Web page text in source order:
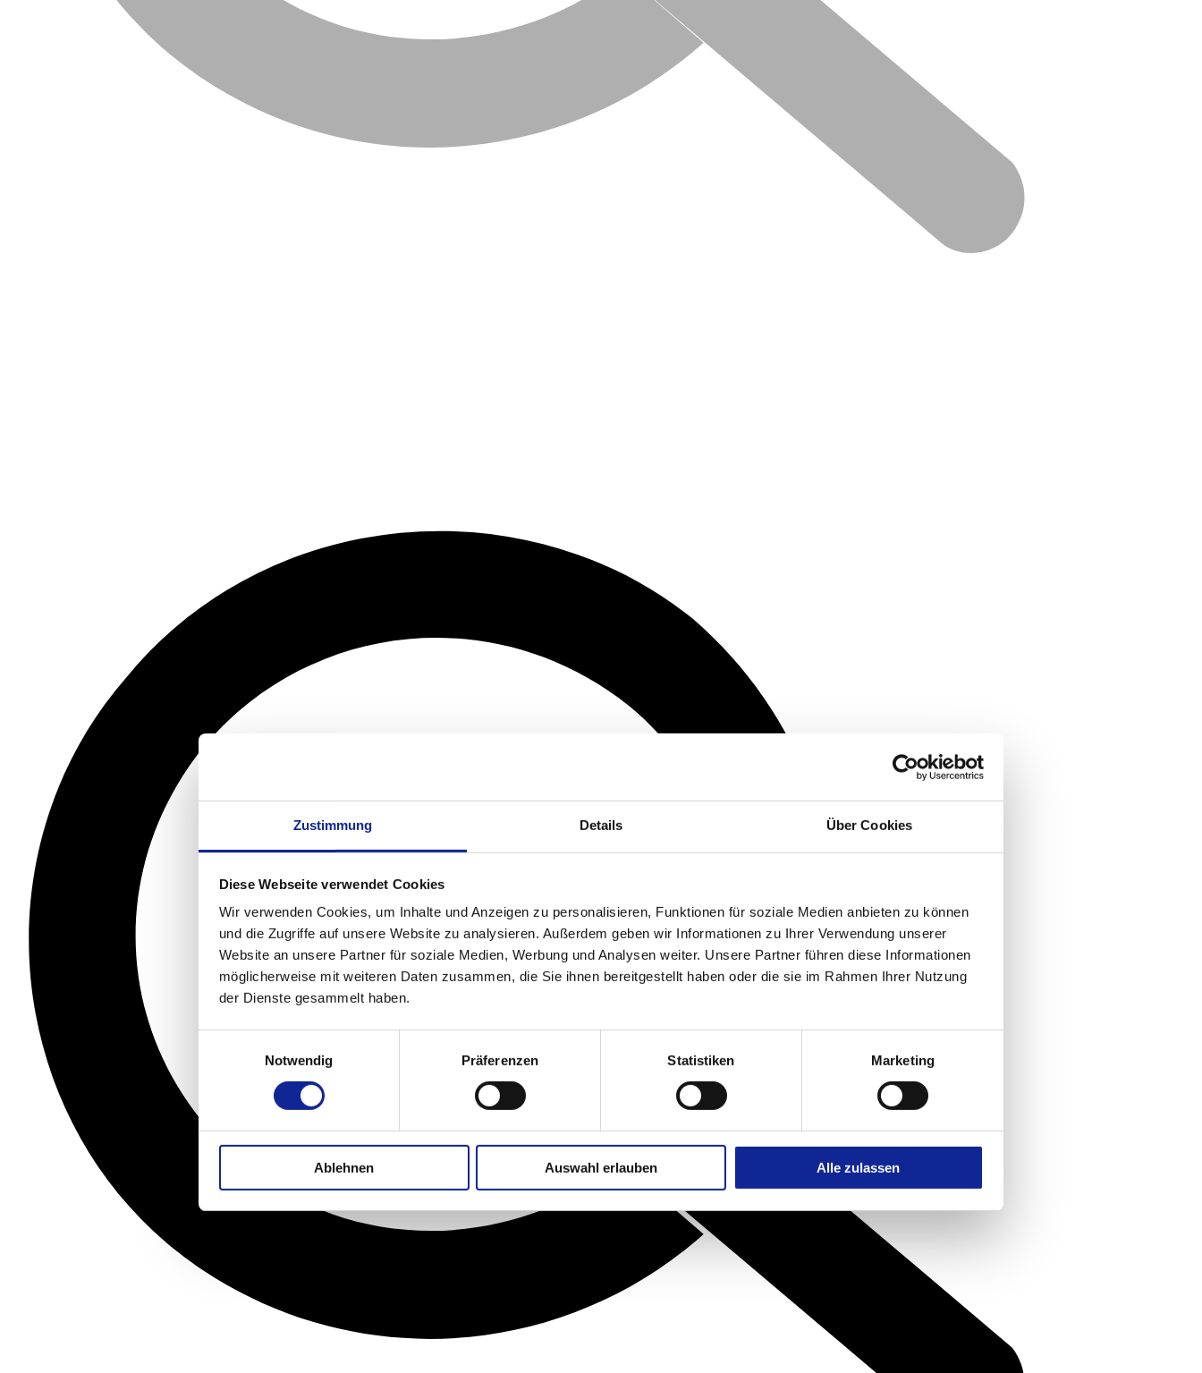
Zustimmung Details Über Cookies
Diese Webseite verwendet Cookies
Wir verwenden Cookies, um Inhalte und Anzeigen zu personalisieren, Funktionen für soziale Medien anbieten zu können
und die Zugriffe auf unsere Website zu analysieren. Außerdem geben wir Informationen zu Ihrer Verwendung unserer
Website an unsere Partner für soziale Medien, Werbung und Analysen weiter. Unsere Partner führen diese Informationen
möglicherweise mit weiteren Daten zusammen, die Sie ihnen bereitgestellt haben oder die sie im Rahmen Ihrer Nutzung
der Dienste gesammelt haben.
Notwendig
Präferenzen Statistiken Marketing
Ablehnen Auswahl erlauben Alle zulassen